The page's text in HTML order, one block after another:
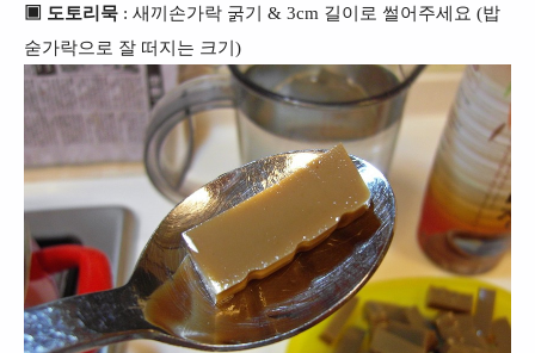
▣ 도토리묵 : 새끼손가락 굵기 & 3cm 길이로 썰어주세요 (밥
숟가락으로 잘 떠지는 크기)